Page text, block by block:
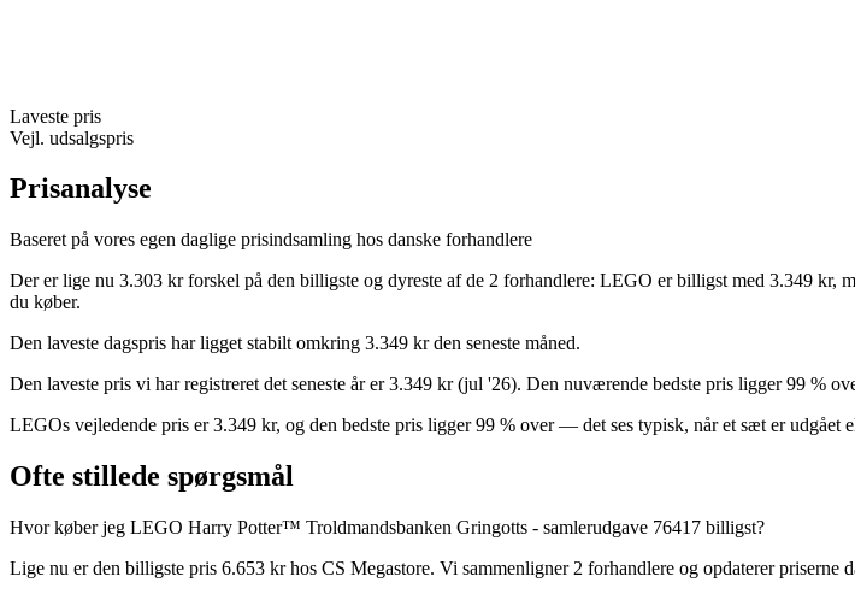
Laveste pris
Vejl. udsalgspris
Prisanalyse
Baseret på vores egen daglige prisindsamling hos danske forhandlere
Der er lige nu 3.303 kr forskel på den billigste og dyreste af de 2 forhandlere: LEGO er billigst med 3.349
du køber.
Den laveste dagspris har ligget stabilt omkring 3.349 kr den seneste måned.
Den laveste pris vi har registreret det seneste år er 3.349 kr (jul '26). Den nuværende bedste pris ligger 99 %
LEGOs vejledende pris er 3.349 kr, og den bedste pris ligger 99 % over — det ses typisk, når et sæt er udgået
Ofte stillede spørgsmål
Hvor køber jeg LEGO Harry Potter™ Troldmandsbanken Gringotts - samlerudgave 76417 billigst?
Lige nu er den billigste pris 6.653 kr hos CS Megastore. Vi sammenligner 2 forhandlere og opdaterer priserne